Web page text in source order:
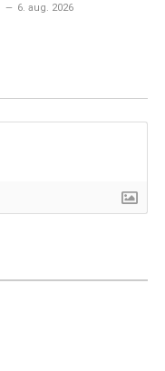
6. aug. 2026